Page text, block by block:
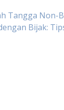
Tangga Non-
Bijak: